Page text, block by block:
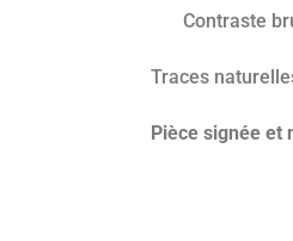
Contraste
Traces
Pièce signée et